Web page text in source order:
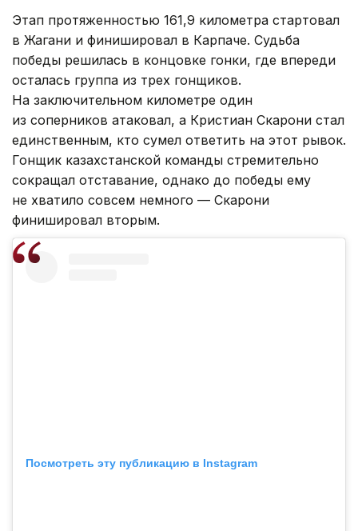
Этап протяженностью 161,9 километра стартовал
в Жагани и финишировал в Карпаче. Судьба
победы решилась в концовке гонки, где впереди
осталась группа из трех гонщиков.
На заключительном километре один
из соперников атаковал, а Кристиан Скарони стал
единственным, кто сумел ответить на этот рывок.
Гонщик казахстанской команды стремительно
сокращал отставание, однако до победы ему
не хватило совсем немного — Скарони
финишировал вторым.
Посмотреть эту публикацию в Instagram